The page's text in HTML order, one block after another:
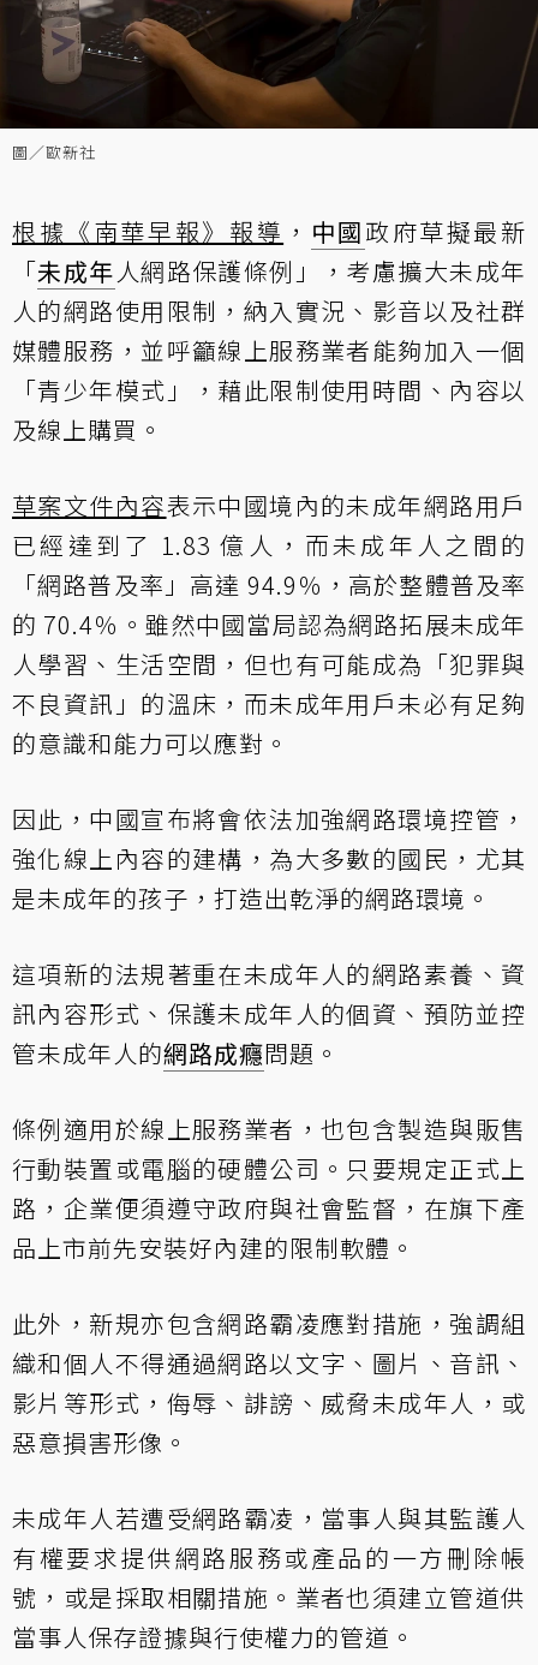
圖／歐新社
根據《南華早報》報導 ， 中國政府草擬最新
「未成年人網路保護條例」，考慮擴大未成年
人的網路使用限制，納入實況、影音以及社群
媒體服務，並呼籲線上服務業者能夠加入一個
「青少年模式」，藉此限制使用時間、內容以
及線上購買。
草案文件內容表示中國境內的未成年網路用戶
已經達到了 1.83 億人，而未成年人之間的
「網路普及率」高達 94.9％，高於整體普及率
的 70.4％。雖然中國當局認為網路拓展未成年
人學習、生活空間，但也有可能成為「犯罪與
不良資訊」的溫床，而未成年用戶未必有足夠
的意識和能力可以應對。
因此，中國宣布將會依法加強網路環境控管，
強化線上內容的建構，為大多數的國民，尤其
是未成年的孩子，打造出乾淨的網路環境。
這項新的法規著重在未成年人的網路素養、資
訊內容形式、保護未成年人的個資、預防並控
管未成年人的網路成癮問題。
條例適用於線上服務業者，也包含製造與販售
行動裝置或電腦的硬體公司。只要規定正式上
路，企業便須遵守政府與社會監督，在旗下產
品上市前先安裝好內建的限制軟體。
此外，新規亦包含網路霸凌應對措施，強調組
織和個人不得通過網路以文字、圖片、音訊、
影片等形式，侮辱、誹謗、威脅未成年人，或
惡意損害形像。
未成年人若遭受網路霸凌，當事人與其監護人
有權要求提供網路服務或產品的一方刪除帳
號，或是採取相關措施。業者也須建立管道供
當事人保存證據與行使權力的管道。